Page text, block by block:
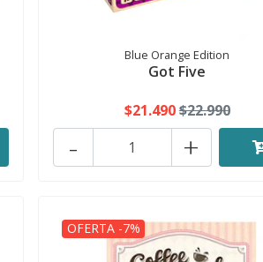
Blue Orange Edition
Got Five
$21.490$22.990
+
-
OFERTA -7%